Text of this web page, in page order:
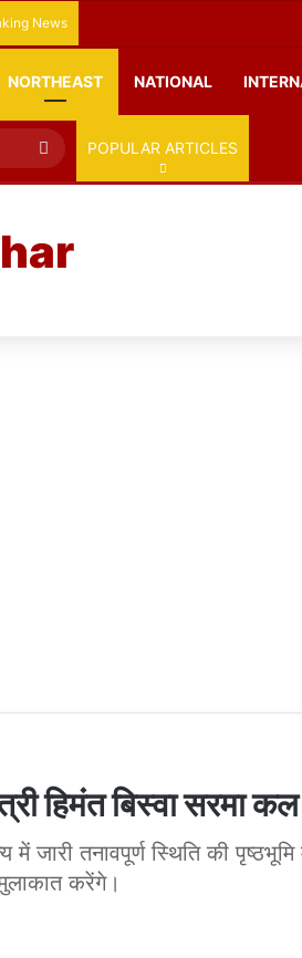
News
NORTHEAST NATIONAL
Search
for
POPULAR ARTICLES
हिमंत बिस्वा सरमा कल
जारी तनावपूर्ण स्थिति की
करेंगे।